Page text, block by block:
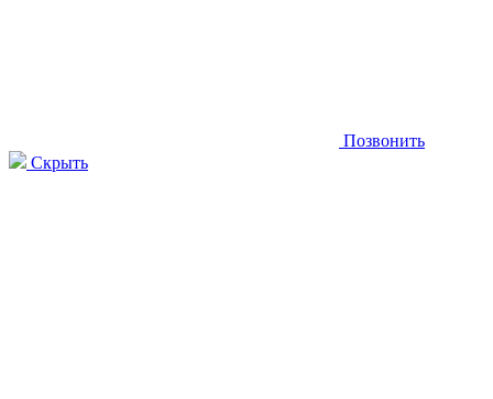
Позвонить
Скрыть